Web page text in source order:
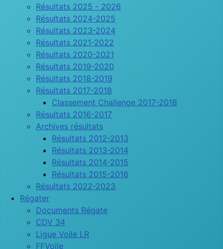
Résultats 2025 - 2026
Résultats 2024-2025
Résultats 2023-2024
Résultats 2021-2022
Résultats 2020-2021
Résultats 2019-2020
Résultats 2018-2019
Résultats 2017-2018
Classement Challenge 2017-2018
Résultats 2016-2017
Archives résultats
Résultats 2012-2013
Résultats 2013-2014
Résultats 2014-2015
Résultats 2015-2016
Résultats 2022-2023
Régater
Documents Régate
CDV 34
Ligue Voile LR
FFVoile